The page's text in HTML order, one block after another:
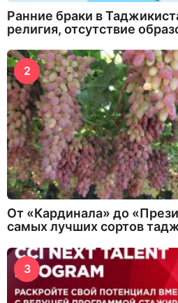
Ранние браки в
религия, отсутствие
2
От «Кардинала» до
самых лучших сортов
3